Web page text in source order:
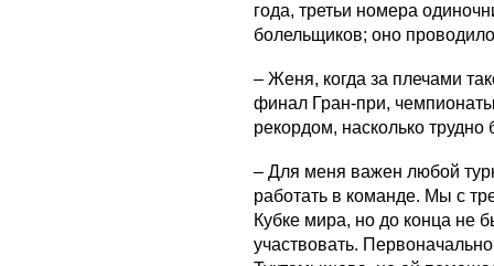
года, третьи номера
болельщиков; оно
– Женя, когда за плечами
финал Гран-при,
рекордом, насколько
– Для меня важен любой
работать в команде. Мы с
Кубке мира, но до конца не
участвовать.